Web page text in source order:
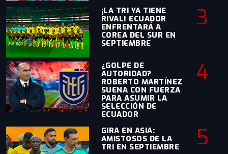
¡LA TRI YA TIENE
RIVAL! ECUADOR
ENFRENTARÁ A
COREA DEL SUR EN
SEPTIEMBRE
3
¿GOLPE DE
AUTORIDAD?
ROBERTO MARTÍNEZ
SUENA CON FUERZA
PARA ASUMIR LA
SELECCIÓN DE
ECUADOR
4
GIRA EN ASIA:
AMISTOSOS DE LA
TRI EN SEPTIEMBRE
5